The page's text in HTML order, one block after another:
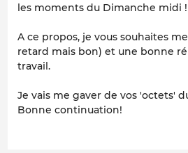
les moments du Dimanche midi
A ce propos, je vous souhaites
retard mais bon) et une bonne
travail.
Je vais me gaver de vos 'octets'
Bonne continuation!